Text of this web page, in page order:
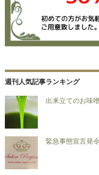
週刊人気記事ランキング
出来立てのお味
緊急事態宣言発